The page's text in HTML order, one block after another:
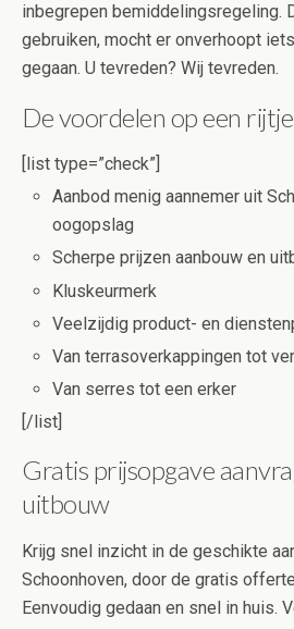
inbegrepen bemiddelingsregeling.
gebruiken, mocht er onverhoopt
gegaan. U tevreden? Wij tevreden.
De voordelen op een rijtje
[list type=”check”]
Aanbod menig aannemer uit
oogopslag
Scherpe prijzen aanbouw en
Kluskeurmerk
Veelzijdig product- en
Van terrasoverkappingen tot
Van serres tot een erker
[/list]
Gratis prijsopgave
uitbouw
Krijg snel inzicht in de geschikte
Schoonhoven, door de gratis
Eenvoudig gedaan en snel in huis.